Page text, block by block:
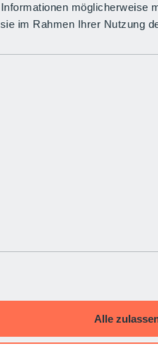
möglicherweise
im Rahmen Ihrer Nutzung
Alle